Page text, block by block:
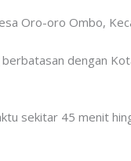
Oro-oro Ombo,
dengan
sekitar 45 menit